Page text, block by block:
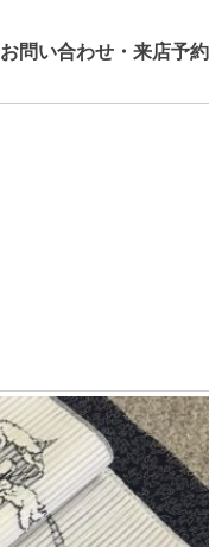
お問い合わせ・来店予約